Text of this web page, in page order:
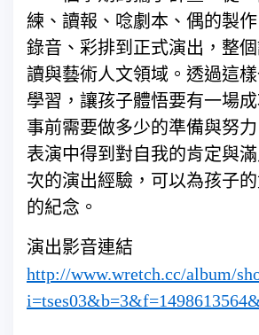
練、讀報、唸劇本、偶的製作
錄音、彩排到正式演出，整
讀與藝術人文領域。透過這
學習，讓孩子體悟要有一場
事前需要做多少的準備與努
表演中得到對自我的肯定與
次的演出經驗，可以為孩子
的紀念。
演出影音連結
http://www.wretch.cc/album/